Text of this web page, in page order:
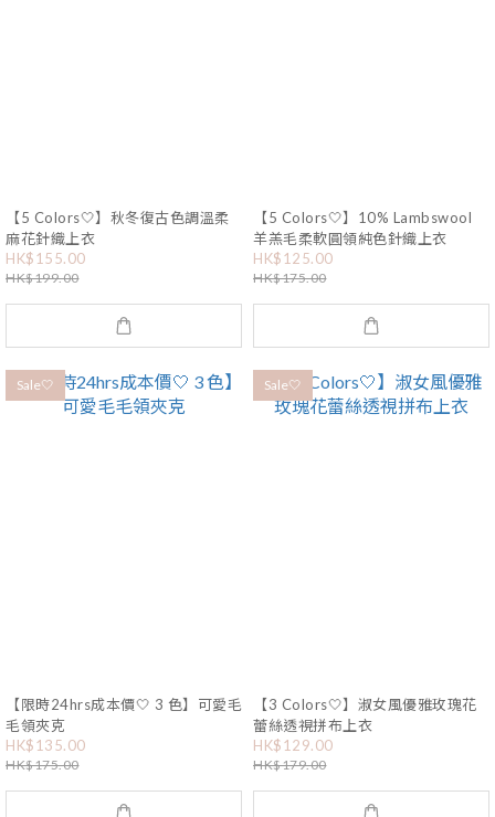
【5 Colors🤍】秋冬復古色調溫柔
麻花針織上衣
HK$155.00
HK$199.00
【5 Colors🤍】10% Lambswool
羊羔毛柔軟圓領純色針織上衣
HK$125.00
HK$175.00
Sale🤍
【限時24hrs成本價🤍 3 色】可愛毛
毛領夾克
HK$135.00
HK$175.00
Sale🤍
【3 Colors🤍】淑女風優雅玫瑰花
蕾絲透視拼布上衣
HK$129.00
HK$179.00